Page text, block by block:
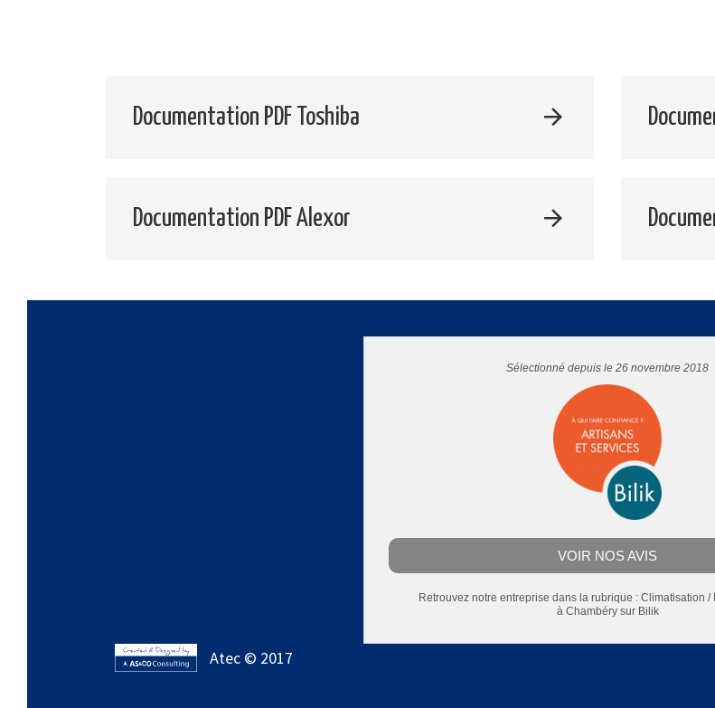
Documentation PDF Toshiba
Documentation PDF Alexor
Sélectionné depuis le 26 novembre 2018
VOIR NOS AVIS
Retrouvez notre entreprise dans la rubrique : Climatisation /
à Chambérysur Bilik
Atec © 2017